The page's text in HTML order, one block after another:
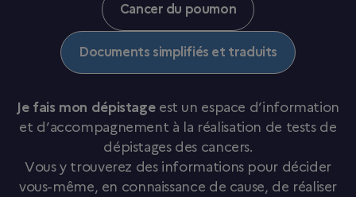
Cancer du poumon
Documents simplifiés et traduits
Je fais mon dépistageest un espace d’information
et d’accompagnement à la réalisation de tests de
dépistages des cancers.
Vous y trouverez des informations pour décider
vous-même, en connaissance de cause, de réaliser